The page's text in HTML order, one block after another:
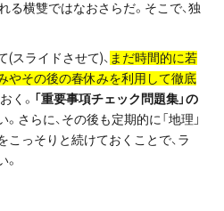
プロ教師が届ける
公式LINE＠
11-3967
る横雙ではなおさらだ。そこで、独
スライドさせて)、 まだ時間的に若
やその後の春休みを利用して徹底
く。 「重要事項チェック問題集」の
。さらに、その後も定期的に「地理」
っそりと続けておくことで、ラ